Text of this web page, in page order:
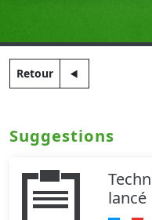
Retour
Suggestions
lancé